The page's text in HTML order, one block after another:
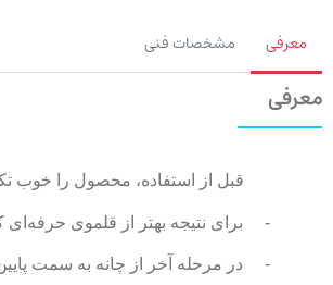
معرفی مشخصات فنی
معرفی
قبل از استفاده، محصول را خوب
- برای نتیجه بهتر از قلموی
- در مرحله آخر از چانه به سمت